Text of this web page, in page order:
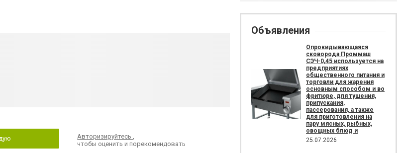
Авторизируйтесь
чтобы оценить и порекомендовать
Объявления
Опрокидывающаяся
сковорода Проммаш
СЭЧ-0,45 используется на
предприятиях
общественного питания и
торговли для жарения
основным способом и во
фритюре, для тушения,
припускания,
пассерования, а также
для приготовления на
пару мясных, рыбных,
овощных блюд и
25.07.2026